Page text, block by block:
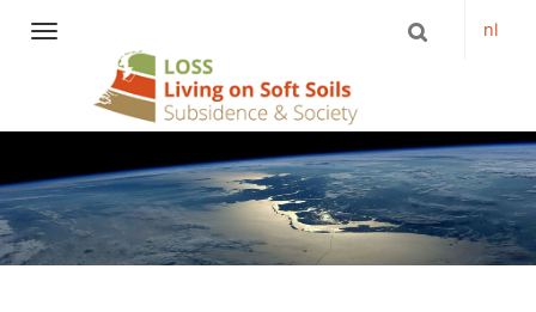
Navigation nl
to
content